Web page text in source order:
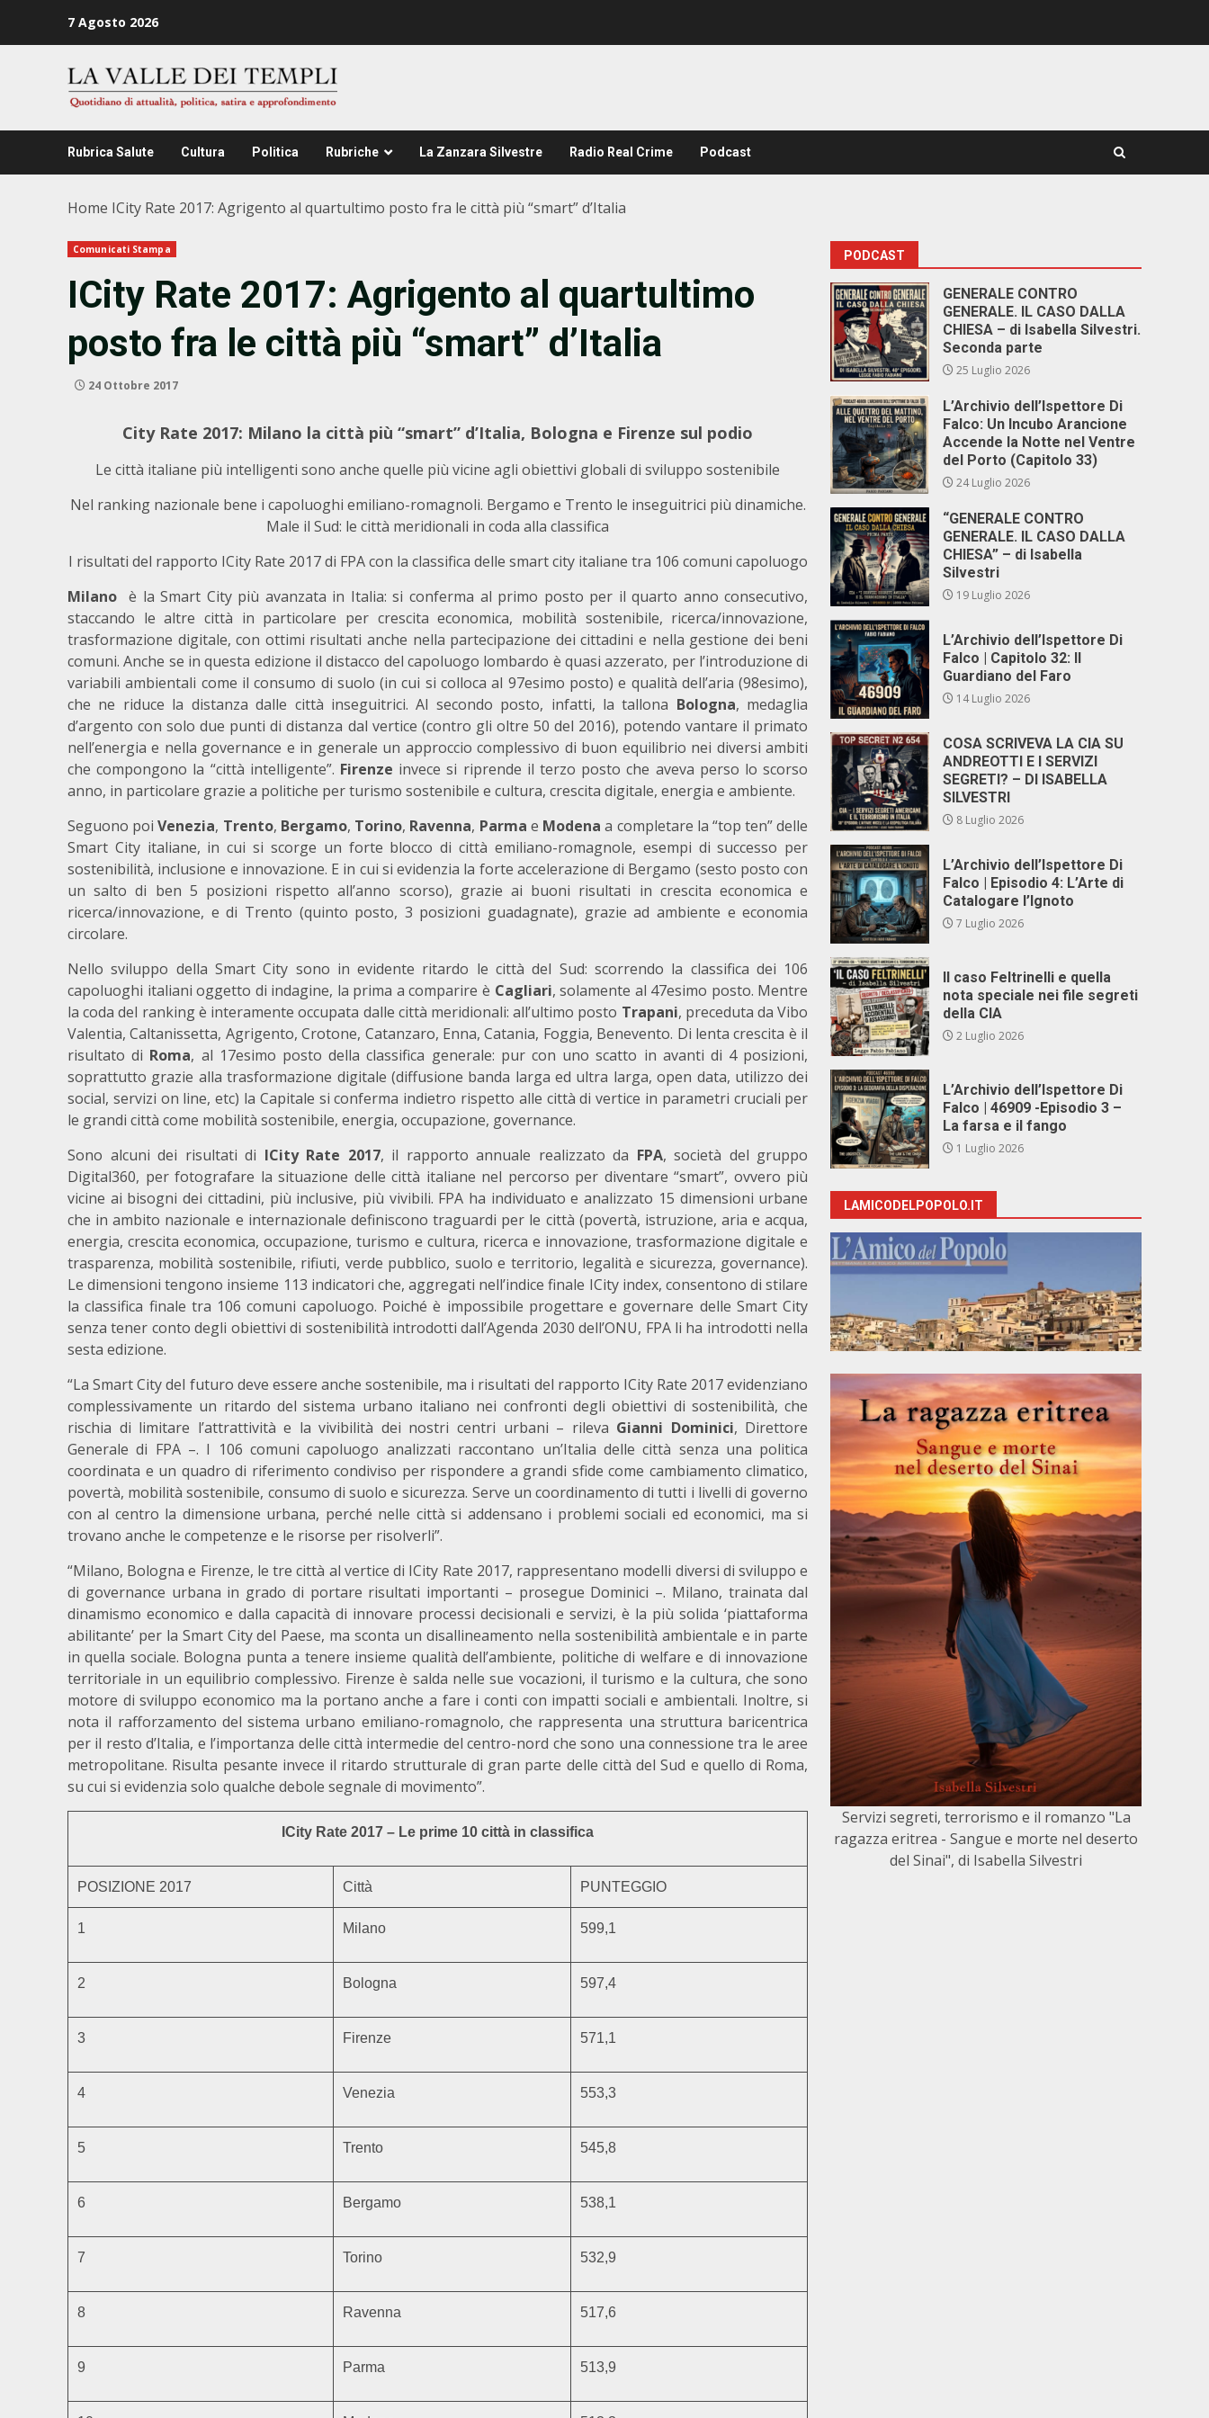
7 Agosto 2026
Rubrica Salute Cultura Politica Rubriche La Zanzara Silvestre Radio Real Crime Podcast
Home ICity Rate 2017: Agrigento al quartultimo posto fra le città più “smart” d’Italia
Comunicati Stampa
ICity Rate 2017: Agrigento al quartultimo
posto fra le città più “smart” d’Italia
24 Ottobre 2017
City Rate 2017: Milano la città più “smart” d’Italia, Bologna e Firenze sul podio
Le città italiane più intelligenti sono anche quelle più vicine agli obiettivi globali di sviluppo sostenibile
Nel ranking nazionale bene i capoluoghi emiliano-romagnoli. Bergamo e Trento le inseguitrici più dinamiche.
Male il Sud: le città meridionali in coda alla classifica
I risultati del rapporto ICity Rate 2017 di FPA con la classifica delle smart city italiane tra 106 comuni capoluogo
Milano è la Smart City più avanzata in Italia: si conferma al primo posto per il quarto anno consecutivo,
staccando le altre città in particolare per crescita economica, mobilità sostenibile, ricerca/innovazione,
trasformazione digitale, con ottimi risultati anche nella partecipazione dei cittadini e nella gestione dei beni
comuni. Anche se in questa edizione il distacco del capoluogo lombardo è quasi azzerato, per l’introduzione di
variabili ambientali come il consumo di suolo (in cui si colloca al 97esimo posto) e qualità dell’aria (98esimo),
che ne riduce la distanza dalle città inseguitrici. Al secondo posto, infatti, la tallona Bologna, medaglia
d’argento con solo due punti di distanza dal vertice (contro gli oltre 50 del 2016), potendo vantare il primato
nell’energia e nella governance e in generale un approccio complessivo di buon equilibrio nei diversi ambiti
che compongono la “città intelligente”. Firenze invece si riprende il terzo posto che aveva perso lo scorso
anno, in particolare grazie a politiche per turismo sostenibile e cultura, crescita digitale, energia e ambiente.
Seguono poiVenezia, Trento, Bergamo, Torino, Ravenna, Parma e Modena a completare la “top ten” delle
Smart City italiane, in cui si scorge un forte blocco di città emiliano-romagnole, esempi di successo per
sostenibilità, inclusione e innovazione. E in cui si evidenzia la forte accelerazione di Bergamo (sesto posto con
un salto di ben 5 posizioni rispetto all’anno scorso), grazie ai buoni risultati in crescita economica e
ricerca/innovazione, e di Trento (quinto posto, 3 posizioni guadagnate), grazie ad ambiente e economia
circolare.
Nello sviluppo della Smart City sono in evidente ritardo le città del Sud: scorrendo la classifica dei 106
capoluoghi italiani oggetto di indagine, la prima a comparire è Cagliari, solamente al 47esimo posto. Mentre
la coda del ranking è interamente occupata dalle città meridionali: all’ultimo posto Trapani, preceduta da Vibo
Valentia, Caltanissetta, Agrigento, Crotone, Catanzaro, Enna, Catania, Foggia, Benevento. Di lenta crescita è il
risultato di Roma, al 17esimo posto della classifica generale: pur con uno scatto in avanti di 4 posizioni,
soprattutto grazie alla trasformazione digitale (diffusione banda larga ed ultra larga, open data, utilizzo dei
social, servizi on line, etc) la Capitale si conferma indietro rispetto alle città di vertice in parametri cruciali per
le grandi città come mobilità sostenibile, energia, occupazione, governance.
Sono alcuni dei risultati di ICity Rate 2017, il rapporto annuale realizzato da FPA, società del gruppo
Digital360, per fotografare la situazione delle città italiane nel percorso per diventare “smart”, ovvero più
vicine ai bisogni dei cittadini, più inclusive, più vivibili. FPA ha individuato e analizzato 15 dimensioni urbane
che in ambito nazionale e internazionale definiscono traguardi per le città (povertà, istruzione, aria e acqua,
energia, crescita economica, occupazione, turismo e cultura, ricerca e innovazione, trasformazione digitale e
trasparenza, mobilità sostenibile, rifiuti, verde pubblico, suolo e territorio, legalità e sicurezza, governance).
Le dimensioni tengono insieme 113 indicatori che, aggregati nell’indice finale ICity index, consentono di stilare
la classifica finale tra 106 comuni capoluogo. Poiché è impossibile progettare e governare delle Smart City
senza tener conto degli obiettivi di sostenibilità introdotti dall’Agenda 2030 dell’ONU, FPA li ha introdotti nella
sesta edizione.
“La Smart City del futuro deve essere anche sostenibile, ma i risultati del rapporto ICity Rate 2017 evidenziano
complessivamente un ritardo del sistema urbano italiano nei confronti degli obiettivi di sostenibilità, che
rischia di limitare l’attrattività e la vivibilità dei nostri centri urbani – rileva Gianni Dominici, Direttore
Generale di FPA –. I 106 comuni capoluogo analizzati raccontano un’Italia delle città senza una politica
coordinata e un quadro di riferimento condiviso per rispondere a grandi sfide come cambiamento climatico,
povertà, mobilità sostenibile, consumo di suolo e sicurezza. Serve un coordinamento di tutti i livelli di governo
con al centro la dimensione urbana, perché nelle città si addensano i problemi sociali ed economici, ma si
trovano anche le competenze e le risorse per risolverli”.
“Milano, Bologna e Firenze, le tre città al vertice di ICity Rate 2017, rappresentano modelli diversi di sviluppo e
di governance urbana in grado di portare risultati importanti – prosegue Dominici –. Milano, trainata dal
dinamismo economico e dalla capacità di innovare processi decisionali e servizi, è la più solida ‘piattaforma
abilitante’ per la Smart City del Paese, ma sconta un disallineamento nella sostenibilità ambientale e in parte
in quella sociale. Bologna punta a tenere insieme qualità dell’ambiente, politiche di welfare e di innovazione
territoriale in un equilibrio complessivo. Firenze è salda nelle sue vocazioni, il turismo e la cultura, che sono
motore di sviluppo economico ma la portano anche a fare i conti con impatti sociali e ambientali. Inoltre, si
nota il rafforzamento del sistema urbano emiliano-romagnolo, che rappresenta una struttura baricentrica
per il resto d’Italia, e l’importanza delle città intermedie del centro-nord che sono una connessione tra le aree
metropolitane. Risulta pesante invece il ritardo strutturale di gran parte delle città del Sud e quello di Roma,
su cui si evidenzia solo qualche debole segnale di movimento”.
ICity Rate 2017 – Le prime 10 città in classifica
POSIZIONE 2017 Città PUNTEGGIO
1 Milano 599,1
2 Bologna 597,4
3 Firenze 571,1
4 Venezia 553,3
5 Trento 545,8
6 Bergamo 538,1
7 Torino 532,9
8 Ravenna 517,6
9 Parma 513,9
PODCAST
GENERALE CONTRO
GENERALE. IL CASO DALLA
CHIESA – di Isabella Silvestri.
Seconda parte
25 Luglio 2026
L’Archivio dell’Ispettore Di
Falco: Un Incubo Arancione
Accende la Notte nel Ventre
del Porto (Capitolo 33)
24 Luglio 2026
“GENERALE CONTRO
GENERALE. IL CASO DALLA
CHIESA” – di Isabella
Silvestri
19 Luglio 2026
L’Archivio dell’Ispettore Di
Falco | Capitolo 32: Il
Guardiano del Faro
14 Luglio 2026
COSA SCRIVEVA LA CIA SU
ANDREOTTI E I SERVIZI
SEGRETI? – DI ISABELLA
SILVESTRI
8 Luglio 2026
L’Archivio dell’Ispettore Di
Falco | Episodio 4: L’Arte di
Catalogare l’Ignoto
7 Luglio 2026
Il caso Feltrinelli e quella
nota speciale nei file segreti
della CIA
2 Luglio 2026
L’Archivio dell’Ispettore Di
Falco | 46909 -Episodio 3 –
La farsa e il fango
1 Luglio 2026
LAMICODELPOPOLO.IT
Servizi segreti, terrorismo e il romanzo "La
ragazza eritrea - Sangue e morte nel deserto
del Sinai", di Isabella Silvestri